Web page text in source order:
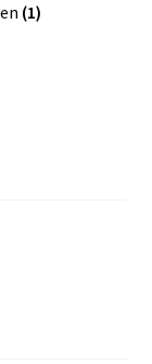
(1)